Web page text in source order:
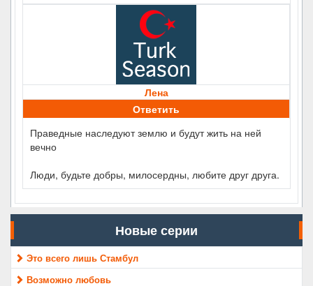
Лена
Ответить
Праведные наследуют землю и будут жить на ней
вечно
Люди, будьте добры, милосердны, любите друг друга.
Новые серии
Это всего лишь Стамбул
Возможно любовь